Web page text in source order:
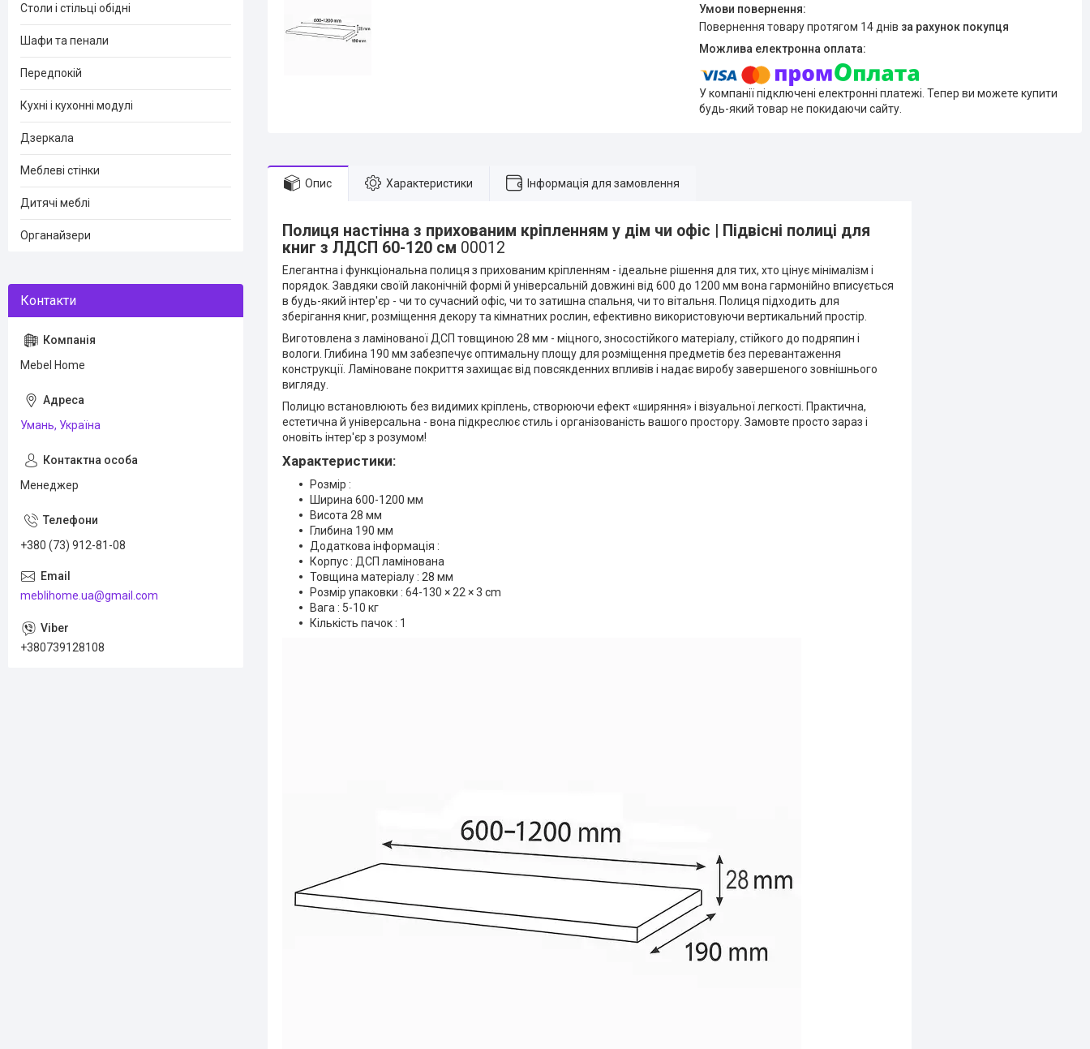
повернення товару протягом 14 днів за рахунок покупця
У компанії підключені електронні платежі. Тепер ви можете купити
будь-який товар не покидаючи сайту.
Опис Характеристики Інформація для замовлення
Полиця настінна з прихованим кріпленням у дім чи офіс | Підвісні полиці для
книг з ЛДСП 60-120 см 00012
Елегантна і функціональна полиця з прихованим кріпленням - ідеальне рішення для тих, хто цінує мінімалізм і
порядок. Завдяки своїй лаконічній формі й універсальній довжині від 600 до 1200 мм вона гармонійно вписується
в будь-який інтер'єр - чи то сучасний офіс, чи то затишна спальня, чи то вітальня. Полиця підходить для
зберігання книг, розміщення декору та кімнатних рослин, ефективно використовуючи вертикальний простір.
Виготовлена з ламінованої ДСП товщиною 28 мм - міцного, зносостійкого матеріалу, стійкого до подряпин і
вологи. Глибина 190 мм забезпечує оптимальну площу для розміщення предметів без перевантаження
конструкції. Ламіноване покриття захищає від повсякденних впливів і надає виробу завершеного зовнішнього
вигляду.
Полицю встановлюють без видимих кріплень, створюючи ефект «ширяння» і візуальної легкості. Практична,
естетична й універсальна - вона підкреслює стиль і організованість вашого простору. Замовте просто зараз і
оновіть інтер'єр з розумом!
Характеристики:
Розмір :
Ширина 600-1200 мм
Висота 28 мм
Глибина 190 мм
Додаткова інформація :
Корпус : ДСП ламінована
Товщина матеріалу : 28 мм
Розмір упаковки : 64-130 × 22 × 3 cm
Вага : 5-10 кг
Кількість пачок : 1
Столи і стільці обідні
Шафи та пенали
Передпокій
Кухні і кухонні модулі
Дзеркала
Меблеві стінки
Дитячі меблі
Органайзери
Mebel Home
Умань, Україна
Менеджер
+380 (73) 912-81-08
meblihome.ua@gmail.com
+380739128108